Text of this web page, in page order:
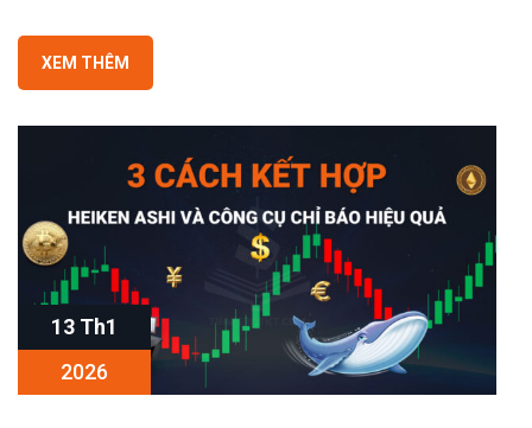
XEM THÊM
13 Th1
2026